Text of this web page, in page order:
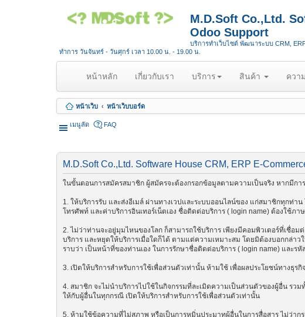
M.D.Soft Co.,Ltd.
Odoo Support
บริการทำเว็บไซต์ พัฒนาระบบ CRM,
ทำการ วันจันทร์ - วันศุกร์ เวลา 10.00 น. - 19.00 น.
หน้าหลัก(
u
r
)
เกี่ยวกับเรา บริการ สินค้า ควา
หน้าเว็บ หน้าเว็บบอร์ด
เมนูลัด FAQ
M.D.Soft Co.,Ltd. Software House CRM, ERP E-
ในขั้นตอนการสมัครสมาชิก ผู้สมัครจะต้องกรอกข้อมูลตามความเป็นจริง หากมีก
1. ให้บริการรับ และส่งอีเมล์ ผ่านทางเวปและระบบออนไลน์ของ แก่สมาชิกทุกท่
โทรศัพท์ และค่าบริการอินเทอร์เน็ตเอง ชื่อติดต่อบริการ ( login name) ต้องใช้ภ
2. ไม่ว่าท่านจะอยู่มุมไหนของโลก ก็สามารถใช้บริการ เพียงมีคอมพิวเตอร์ที่เชื่อ
บริการ และหยุดให้บริการเมื่อใดก็ได้ ตามแต่ความเหมาะสม โดยมิต้องบอกกล่า
ราบว่า เป็นหน้าที่ของท่านเอง ในการรักษาชื่อติดต่อบริการ ( login name) และร
3. เปิดให้บริการสำหรับการใช้เพื่อส่วนตัวเท่านั้น ห้ามใช้ เพื่อผลประโยชน์ทาง
4. สมาชิก จะไม่นำบริการไปใช้ในกิจกรรมที่ละเมิดความเป็นส่วนตัวของผู้อื่น ร
ให้กับผู้อื่นในทุกกรณี เปิดให้บริการสำหรับการใช้เพื่อส่วนตัวเท่านั้น
5. ห้ามใช้ข้อความที่ไม่สุภาพ หรือเป็นการหมิ่นประมาทผู้อื่นในการสื่อสาร ไม่ว่าก